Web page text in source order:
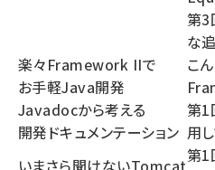
第3
な
楽々Framework IIで
お手軽Java開発
こ
Javadocから考える
開発ドキュメンテーション
第1
用
いまさら聞けないTomcat第1